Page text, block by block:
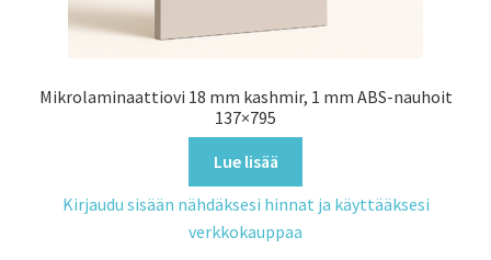
Mikrolaminaattiovi 18 mm kashmir, 1 mm ABS-nauhoit
137×795
Lue lisää
Kirjaudu sisään nähdäksesi hinnat ja käyttääksesi
verkkokauppaa